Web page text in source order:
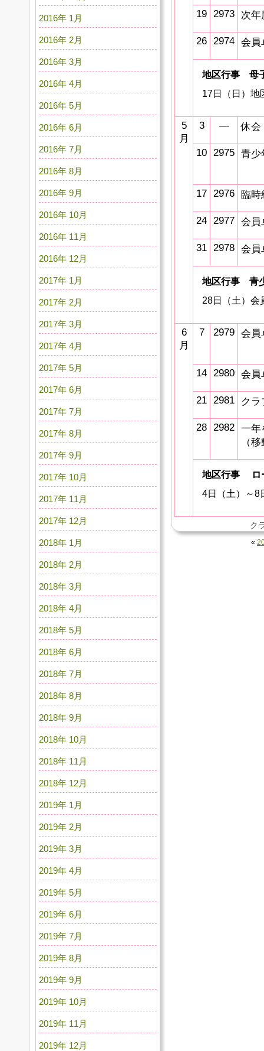
19 2973 次年
26 2974 会員
地区行事 母
17日（日）地
5
月
3 ― 休会
10 2975 青少
17 2976 臨時
24 2977 会員
31 2978 会員
地区行事 青
28日（土）会
6
月
7 2979 会員
14 2980 会員
21 2981 クラ
28 2982 一年
（
地区行事
4日（土）～8
ク
«
2016年 1月
2016年 2月
2016年 3月
2016年 4月
2016年 5月
2016年 6月
2016年 7月
2016年 8月
2016年 9月
2016年 10月
2016年 11月
2016年 12月
2017年 1月
2017年 2月
2017年 3月
2017年 4月
2017年 5月
2017年 6月
2017年 7月
2017年 8月
2017年 9月
2017年 10月
2017年 11月
2017年 12月
2018年 1月
2018年 2月
2018年 3月
2018年 4月
2018年 5月
2018年 6月
2018年 7月
2018年 8月
2018年 9月
2018年 10月
2018年 11月
2018年 12月
2019年 1月
2019年 2月
2019年 3月
2019年 4月
2019年 5月
2019年 6月
2019年 7月
2019年 8月
2019年 9月
2019年 10月
2019年 11月
2019年 12月